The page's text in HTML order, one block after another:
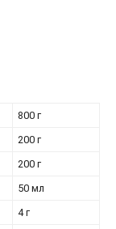
800 г
200 г
200 г
50 мл
4 г